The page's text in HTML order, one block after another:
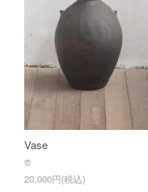
Vase
壺
20,000円(税込)